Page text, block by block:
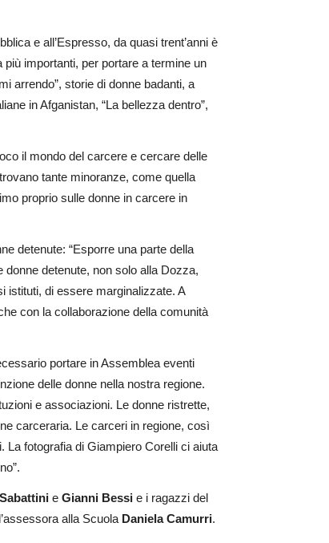
e all’Espresso, da quasi trent’anni è
importanti, per portare a termine un
arrendo”, storie di donne badanti, a
in Afganistan, “La bellezza dentro”,
il mondo del carcere e cercare delle
tante minoranze, come quella
proprio sulle donne in carcere in
detenute: “Esporre una parte della
detenute, non solo alla Dozza,
istituti, di essere marginalizzate. A
con la collaborazione della comunità
portare in Assemblea eventi
delle donne nella nostra regione.
e associazioni. Le donne ristrette,
carceraria. Le carceri in regione, così
fotografia di Giampiero Corelli ci aiuta
e Gianni Bessi e i ragazzi del
alla Scuola Daniela Camurri.